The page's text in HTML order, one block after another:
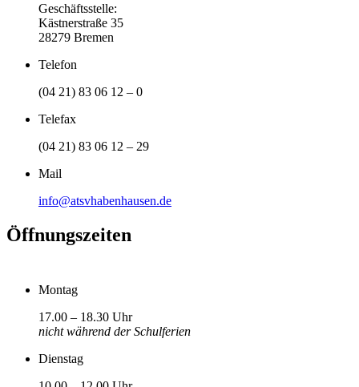
Geschäftsstelle:
Kästnerstraße 35
28279 Bremen
Telefon
(04 21) 83 06 12 – 0
Telefax
(04 21) 83 06 12 – 29
Mail
info@atsvhabenhausen.de
Öffnungszeiten
Montag
17.00 – 18.30 Uhr
nicht während der Schulferien
Dienstag